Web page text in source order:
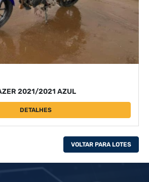
2021/2021 AZUL
DETALHES
VOLTAR PARA LOTES